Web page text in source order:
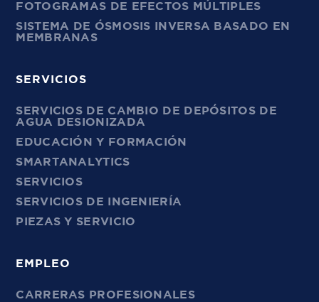
FOTOGRAMAS DE EFECTOS MÚLTIPLES
SISTEMA DE ÓSMOSIS INVERSA BASADO EN
MEMBRANAS
SERVICIOS
SERVICIOS DE CAMBIO DE DEPÓSITOS DE
AGUA DESIONIZADA
EDUCACIÓN Y FORMACIÓN
SMARTANALYTICS
SERVICIOS
SERVICIOS DE INGENIERÍA
PIEZAS Y SERVICIO
EMPLEO
CARRERAS PROFESIONALES